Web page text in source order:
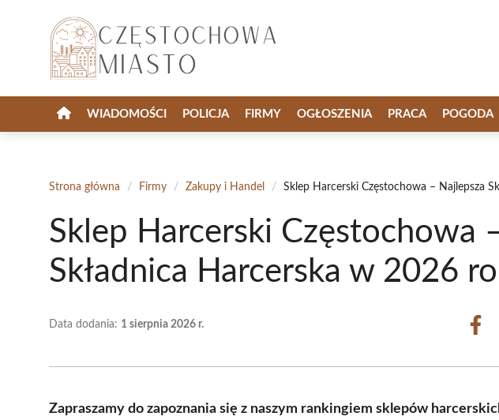
WIADOMOŚCI POLICJA FIRMY OGŁOSZENIA PRACA POGODA
Strona główna / Firmy / Zakupy i Handel / Sklep Harcerski Częstochowa – Najlepsza
Sklep Harcerski Częstochowa
Składnica Harcerska w 2026
Data dodania: 1 sierpnia 2026 r.
Share
Zapraszamy do zapoznania się z naszym rankingiem sklepów